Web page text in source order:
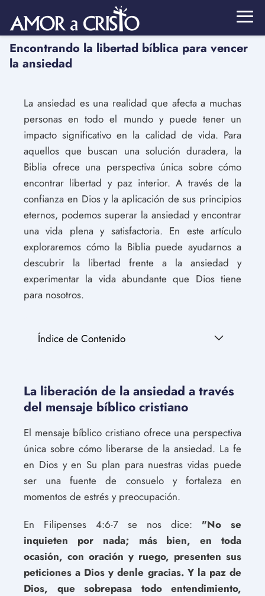
Encontrando la libertad bíblica para vencer
la ansiedad
La ansiedad es una realidad que afecta a muchas
personas en todo el mundo y puede tener un
impacto significativo en la calidad de vida. Para
aquellos que buscan una solución duradera, la
Biblia ofrece una perspectiva única sobre cómo
encontrar libertad y paz interior. A través de la
confianza en Dios y la aplicación de sus principios
eternos, podemos superar la ansiedad y encontrar
una vida plena y satisfactoria. En este artículo
exploraremos cómo la Biblia puede ayudarnos a
descubrir la libertad frente a la ansiedad y
experimentar la vida abundante que Dios tiene
para nosotros.
Índice de Contenido
La liberación de la ansiedad a través
del mensaje bíblico cristiano
El mensaje bíblico cristiano ofrece una perspectiva
única sobre cómo liberarse de la ansiedad. La fe
en Dios y en Su plan para nuestras vidas puede
ser una fuente de consuelo y fortaleza en
momentos de estrés y preocupación.
En Filipenses 4:6-7 se nos dice: "No se
inquieten por nada; más bien, en toda
ocasión, con oración y ruego, presenten sus
peticiones a Dios y denle gracias. Y la paz de
Dios, que sobrepasa todo entendimiento,